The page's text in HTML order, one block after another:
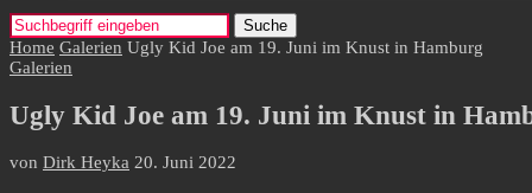
Suche
Home Galerien Ugly Kid Joe am 19. Juni im Knust in Hamburg
Galerien
Ugly Kid Joe am 19. Juni im Knust in
von Dirk Heyka 20. Juni 2022